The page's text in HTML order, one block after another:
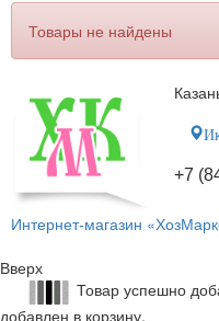
Товары не найдены
+7
Интернет-магазин
Вверх
Товар успешно
добавлен в корзину.